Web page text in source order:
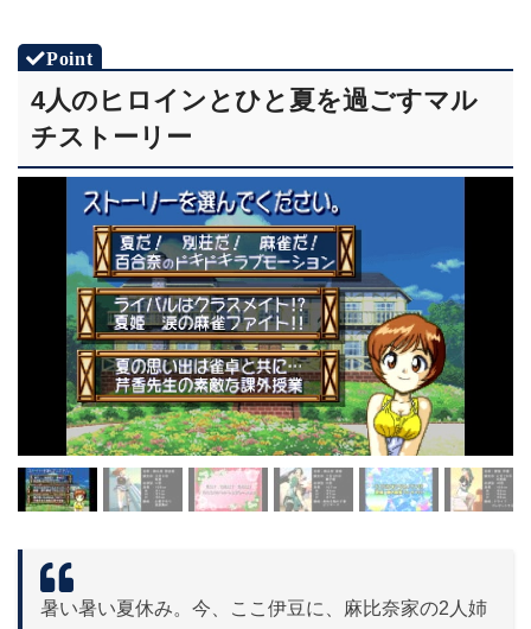
4人のヒロインとひと夏を過ごすマル
チストーリー
暑い暑い夏休み。今、ここ伊豆に、麻比奈家の2人姉